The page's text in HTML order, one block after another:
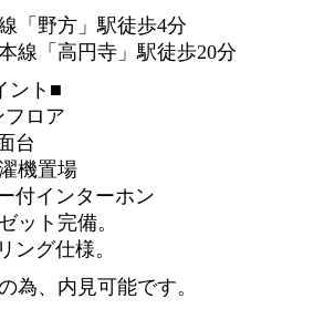
「野方」駅徒歩4分
線「高円寺」駅徒歩20分
ント■
ロア
台
機置場
付インターホン
ット完備。
ング仕様。
為、内見可能です。